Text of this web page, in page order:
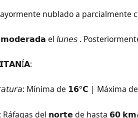
nublado a parcialmente
𝗺𝗼𝗱𝗲𝗿𝗮𝗱𝗮 el 𝘭𝘶𝘯𝘦𝘴 .
Mínima de 𝟭𝟲°𝗖 | Máxima
Ráfagas del 𝗻𝗼𝗿𝘁𝗲 de hasta 𝟲𝟬